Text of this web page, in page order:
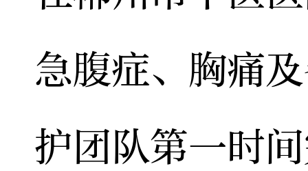
急腹症、胸痛
护团队第一时